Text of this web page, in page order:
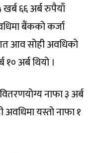
६६ अर्ब रुपैयाँ
बैंकको कर्जा
आव सोही अवधिको
अर्ब थियो ।
नाफा ३ अर्ब
यस्तो नाफा १